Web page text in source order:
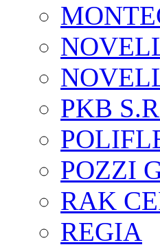
PKB
POZZI
RAK
REGIA